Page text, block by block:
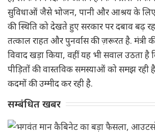
सुविधाओं जैसे भोजन, पानी और आश्रय के लिए
की स्थिति को देखते हुए सरकार पर दबाव बढ़
तत्काल राहत और पुनर्वास की ज़रूरत है. मंत्री
विवाद खड़ा किया, वहीं यह भी सवाल उठता है
पीड़ितों की वास्तविक समस्याओं को समझ रही
कदमों की उम्मीद कर रही है.
सम्बंधित खबर